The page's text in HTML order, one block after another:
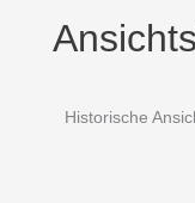
Historische